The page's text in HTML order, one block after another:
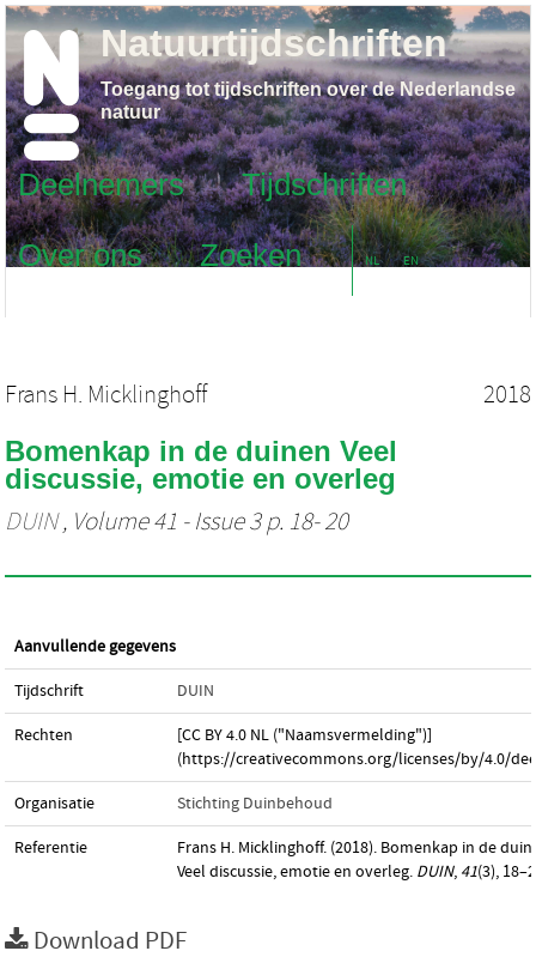
Deelnemers
Tijdschriften
Over ons
Zoeken NL EN
Natuurtijdschriften
Toegang tot tijdschriften over de Nederlandse
natuur
Frans H. Micklinghoff 2018
Bomenkap in de duinen Veel
discussie, emotie en overleg
DUIN, Volume 41 - Issue 3 p. 18- 20
Aanvullende gegevens
Tijdschrift DUIN
Rechten
[CC BY 4.0 NL ("Naamsvermelding")]
(https://creativecommons.org/licenses/by/4.0/
Organisatie Stichting Duinbehoud
Referentie
Frans H. Micklinghoff. (2018). Bomenkap in de
Veel discussie, emotie en overleg. DUIN, 41(3),
Download PDF